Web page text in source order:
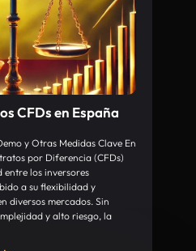
CFDs en España
y Otras Medidas Clave En
por Diferencia (CFDs)
los inversores
a su flexibilidad y
diversos mercados. Sin
y alto riesgo, la